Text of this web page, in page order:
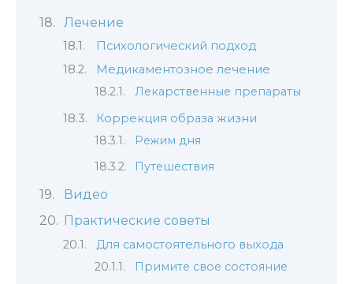
Лечение
Психологический подход
Медикаментозное лечение
Лекарственные препараты
Коррекция образа жизни
Режим дня
Путешествия
Видео
Практические советы
Для самостоятельного выхода
Примите свое состояние